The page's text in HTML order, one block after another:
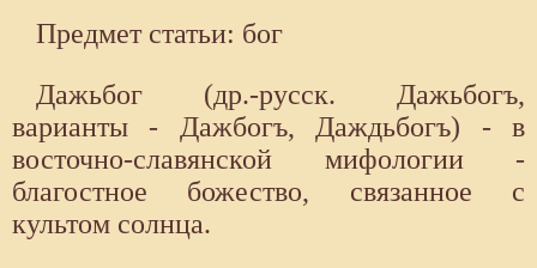
Предмет статьи: бог
Дажьбог (др.-русск. Дажьбогъ,
варианты - Дажбогъ, Даждьбогъ) - в
восточно-славянской мифологии -
благостное божество, связанное с
культом солнца.